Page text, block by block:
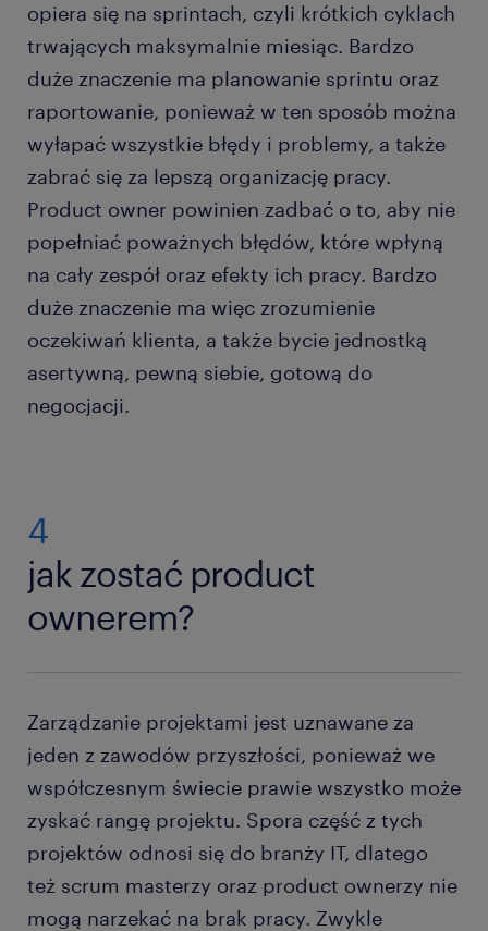
opiera się na sprintach, czyli krótkich cyklach
trwających maksymalnie miesiąc. Bardzo
duże znaczenie ma planowanie sprintu oraz
raportowanie, ponieważ w ten sposób można
wyłapać wszystkie błędy i problemy, a także
zabrać się za lepszą organizację pracy.
Product owner powinien zadbać o to, aby nie
popełniać poważnych błędów, które wpłyną
na cały zespół oraz efekty ich pracy. Bardzo
duże znaczenie ma więc zrozumienie
oczekiwań klienta, a także bycie jednostką
asertywną, pewną siebie, gotową do
negocjacji.
4
jak zostać product
ownerem?
Zarządzanie projektami jest uznawane za
jeden z zawodów przyszłości, ponieważ we
współczesnym świecie prawie wszystko może
zyskać rangę projektu. Spora część z tych
projektów odnosi się do branży IT, dlatego
też scrum masterzy oraz product ownerzy nie
mogą narzekać na brak pracy. Zwykle